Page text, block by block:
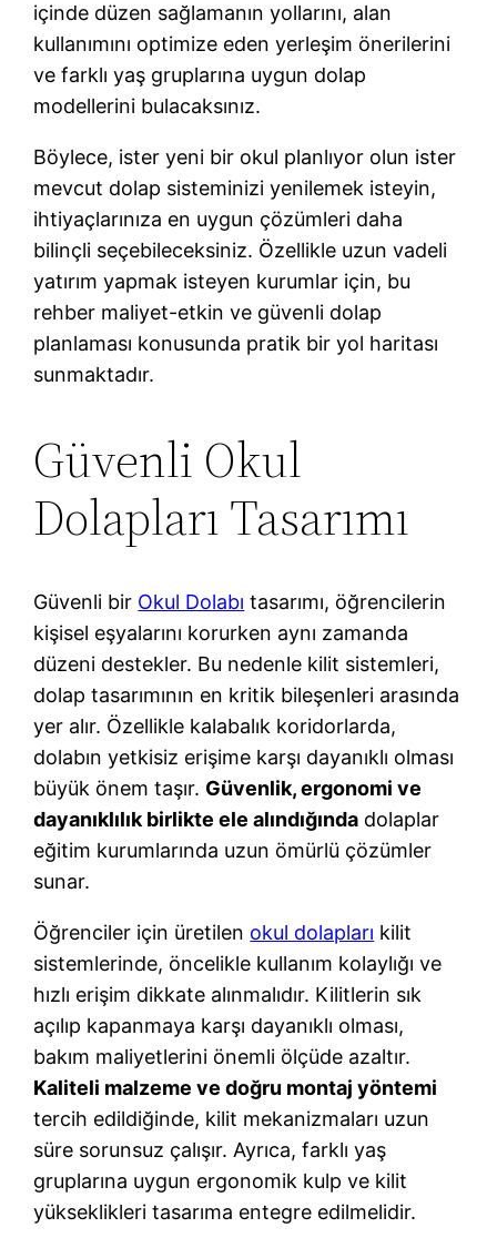
içinde düzen sağlamanın yollarını, alan
kullanımını optimize eden yerleşim önerilerini
ve farklı yaş gruplarına uygun dolap
modellerini bulacaksınız.
Böylece, ister yeni bir okul planlıyor olun ister
mevcut dolap sisteminizi yenilemek isteyin,
ihtiyaçlarınıza en uygun çözümleri daha
bilinçli seçebileceksiniz. Özellikle uzun vadeli
yatırım yapmak isteyen kurumlar için, bu
rehber maliyet-etkin ve güvenli dolap
planlaması konusunda pratik bir yol haritası
sunmaktadır.
Güvenli Okul
Dolapları Tasarımı
Güvenli bir Okul Dolabı tasarımı, öğrencilerin
kişisel eşyalarını korurken aynı zamanda
düzeni destekler. Bu nedenle kilit sistemleri,
dolap tasarımının en kritik bileşenleri arasında
yer alır. Özellikle kalabalık koridorlarda,
dolabın yetkisiz erişime karşı dayanıklı olması
büyük önem taşır. Güvenlik, ergonomi ve
dayanıklılık birlikte ele alındığında dolaplar
eğitim kurumlarında uzun ömürlü çözümler
sunar.
Öğrenciler için üretilen okul dolapları kilit
sistemlerinde, öncelikle kullanım kolaylığı ve
hızlı erişim dikkate alınmalıdır. Kilitlerin sık
açılıp kapanmaya karşı dayanıklı olması,
bakım maliyetlerini önemli ölçüde azaltır.
Kaliteli malzeme ve doğru montaj yöntemi
tercih edildiğinde, kilit mekanizmaları uzun
süre sorunsuz çalışır. Ayrıca, farklı yaş
gruplarına uygun ergonomik kulp ve kilit
yükseklikleri tasarıma entegre edilmelidir.